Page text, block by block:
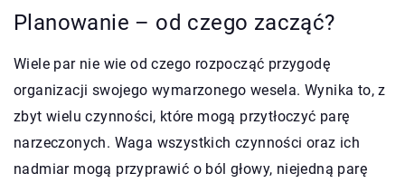
Planowanie – od czego zacząć?
Wiele par nie wie od czego rozpocząć przygodę
organizacji swojego wymarzonego wesela. Wynika to, z
zbyt wielu czynności, które mogą przytłoczyć parę
narzeczonych. Waga wszystkich czynności oraz ich
nadmiar mogą przyprawić o ból głowy, niejedną parę